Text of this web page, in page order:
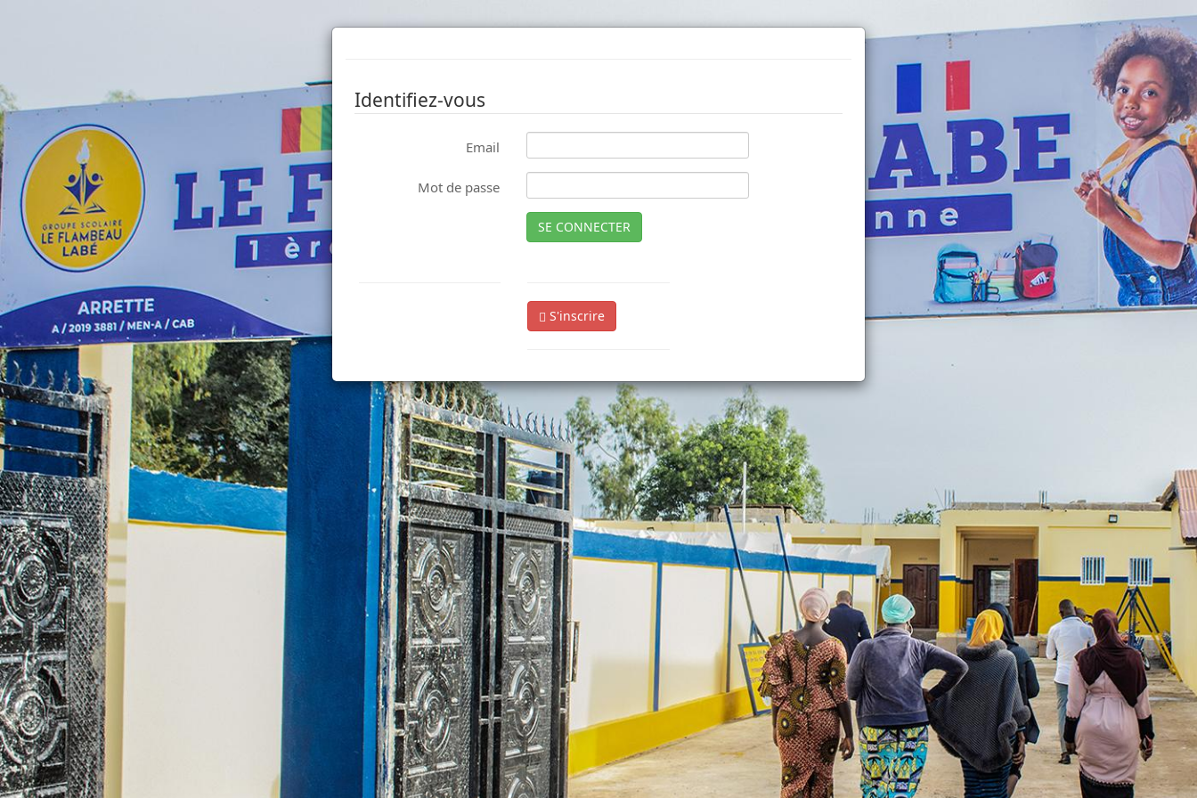
Identifiez-vous
Email
Mot de passe
SE CONNECTER
S'inscrire